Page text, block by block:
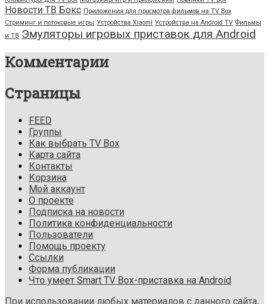
Новости ТВ Бокс Приложения для просмотра фильмов на TV Box
Стриминг и потоковые игры Устройства Xiaomi Устройства на Android TV Фильмы
и ТВ Эмуляторы игровых приставок для Android
Комментарии
Страницы
FEED
Группы
Как выбрать TV Box
Карта сайта
Контакты
Корзина
Мой аккаунт
О проекте
Подписка на новости
Политика конфиденциальности
Пользователи
Помощь проекту
Ссылки
Форма публикации
Что умеет Smart TV Box-приставка на Android
При использовании любых материалов с данного сайта,